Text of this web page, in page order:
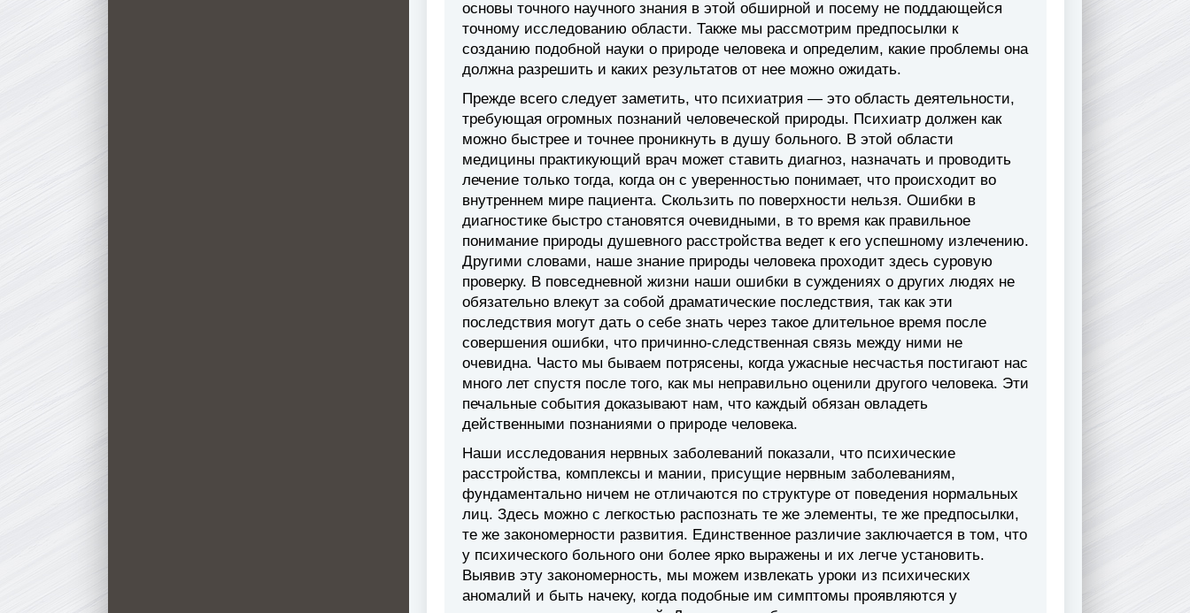
основы точного научного знания в этой обширной и посему не поддающейся
точному исследованию области. Также мы рассмотрим предпосылки к
созданию подобной науки о природе человека и определим, какие проблемы она
должна разрешить и каких результатов от нее можно ожидать.
Прежде всего следует заметить, что психиатрия — это область деятельности,
требующая огромных познаний человеческой природы. Психиатр должен как
можно быстрее и точнее проникнуть в душу больного. В этой области
медицины практикующий врач может ставить диагноз, назначать и проводить
лечение только тогда, когда он с уверенностью понимает, что происходит во
внутреннем мире пациента. Скользить по поверхности нельзя. Ошибки в
диагностике быстро становятся очевидными, в то время как правильное
понимание природы душевного расстройства ведет к его успешному излечению.
Другими словами, наше знание природы человека проходит здесь суровую
проверку. В повседневной жизни наши ошибки в суждениях о других людях не
обязательно влекут за собой драматические последствия, так как эти
последствия могут дать о себе знать через такое длительное время после
совершения ошибки, что причинно-следственная связь между ними не
очевидна. Часто мы бываем потрясены, когда ужасные несчастья постигают нас
много лет спустя после того, как мы неправильно оценили другого человека. Эти
печальные события доказывают нам, что каждый обязан овладеть
действенными познаниями о природе человека.
Наши исследования нервных заболеваний показали, что психические
расстройства, комплексы и мании, присущие нервным заболеваниям,
фундаментально ничем не отличаются по структуре от поведения нормальных
лиц. Здесь можно с легкостью распознать те же элементы, те же предпосылки,
те же закономерности развития. Единственное различие заключается в том, что
у психического больного они более ярко выражены и их легче установить.
Выявив эту закономерность, мы можем извлекать уроки из психических
аномалий и быть начеку, когда подобные им симптомы проявляются у